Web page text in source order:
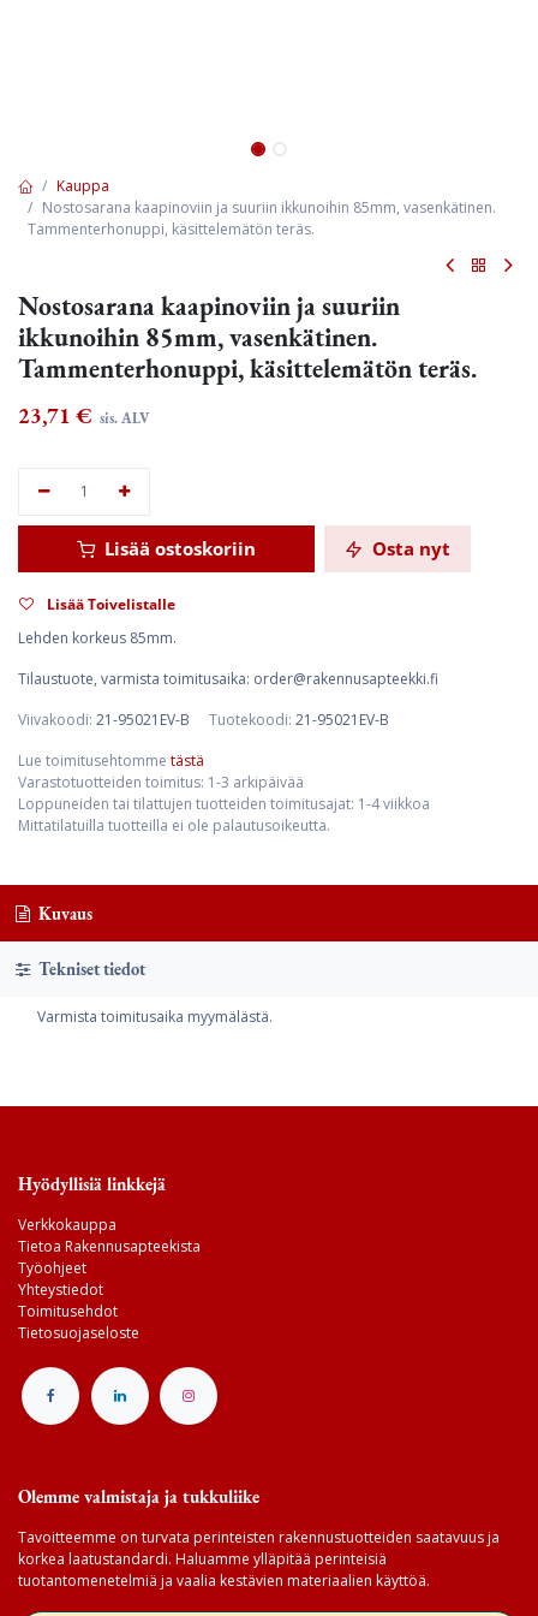
Kauppa
Nostosarana kaapinoviin ja suuriin ikkunoihin 85mm, vasenkätinen.
Tammenterhonuppi, käsittelemätön teräs.
Nostosarana kaapinoviin ja suuriin
ikkunoihin 85mm, vasenkätinen.
Tammenterhonuppi, käsittelemätön teräs.
23,71 € sis. ALV
Lisää ostoskoriin Osta nyt
Lisää Toivelistalle
Lehden korkeus 85mm.
Tilaustuote, varmista toimitusaika: order@rakennusapteekki.fi
Viivakoodi: 21-95021EV-B Tuotekoodi: 21-95021EV-B
Lue toimitusehtomme tästä
Varastotuotteiden toimitus: 1-3 arkipäivää
Loppuneiden tai tilattujen tuotteiden toimitusajat: 1-4 viikkoa
Mittatilatuilla tuotteilla ei ole palautusoikeutta.
Kuvaus
Tekniset tiedot
Varmista toimitusaika myymälästä.
Hyödyllisiä linkkejä
Verkkokauppa
Tietoa Rakennusapteekista
Työohjeet
Yhteystiedot
Toimitusehdot
Tietosuojaseloste
Olemme valmistaja ja tukkuliike
Tavoitteemme on turvata perinteisten rakennustuotteiden saatavuus ja
korkea laatustandardi. Haluamme ylläpitää perinteisiä
tuotantomenetelmiä ja vaalia kestävien materiaalien käyttöä.